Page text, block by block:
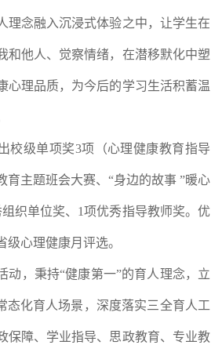
理念融入沉浸式体验之中，让学生在
和他人、觉察情绪，在潜移默化中塑
心理品质，为今后的学习生活积蓄温
校级单项奖3项（心理健康教育指导
育主题班会大赛、“身边的故事 ”暖心
织单位奖、1项优秀指导教师奖。优
心理健康月评选。
动，秉持“健康第一”的育人理念，立
态化育人场景，深度落实三全育人工
保障、学业指导、思政教育、专业教